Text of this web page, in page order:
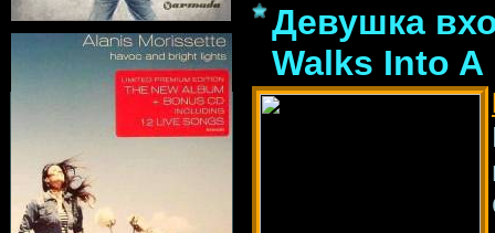
Девушка
Walks Into A